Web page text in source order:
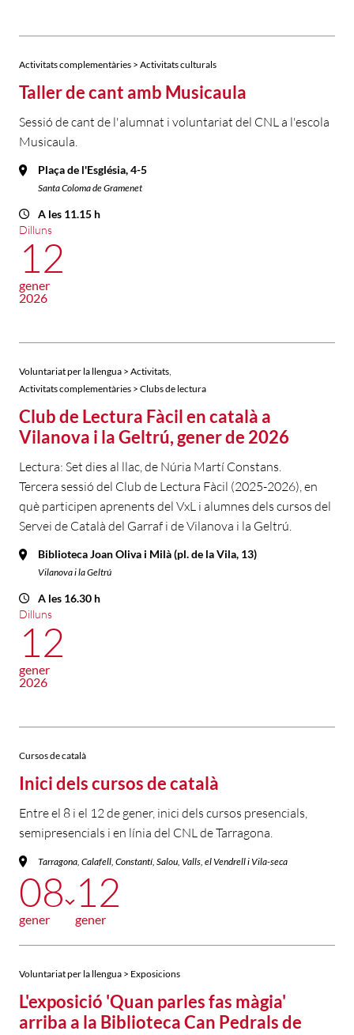
Activitats complementàries > Activitats culturals
Taller de cant amb Musicaula
Sessió de cant de l'alumnat i voluntariat del CNL a l'escola
Musicaula.
Plaça de l'Església, 4-5
Santa Coloma de Gramenet
A les 11.15 h
Dilluns
12
gener
2026
Voluntariat per la llengua > Activitats
Activitats complementàries > Clubs de lectura
Club de Lectura Fàcil en català a
Vilanova i la Geltrú, gener de 2026
Lectura: Set dies al llac, de Núria Martí Constans.
Tercera sessió del Club de Lectura Fàcil (2025-2026), en
què participen aprenents del VxL i alumnes dels cursos del
Servei de Català del Garraf i de Vilanova i la Geltrú.
Biblioteca Joan Oliva i Milà (pl. de la Vila, 13)
Vilanova i la Geltrú
A les 16.30 h
Dilluns
12
gener
2026
Cursos de català
Inici dels cursos de català
Entre el 8 i el 12 de gener, inici dels cursos presencials,
semipresencials i en línia del CNL de Tarragona.
Tarragona, Calafell, Constantí, Salou, Valls, el Vendrell i Vila-seca
08
gener
12
gener
Voluntariat per la llengua > Exposicions
L'exposició 'Quan parles fas màgia'
arriba a la Biblioteca Can Pedrals de